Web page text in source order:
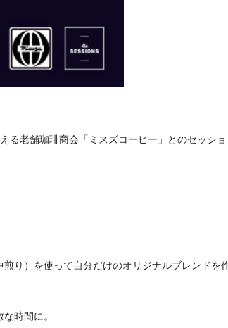
老舗珈琲商会「ミスズコーヒー」とのセッショ
り）を使って自分だけのオリジナルブレンドを
時間に。